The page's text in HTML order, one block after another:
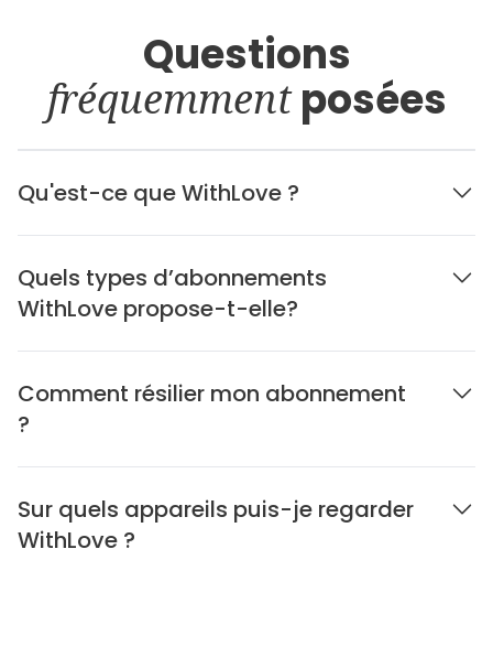
Questions
fréquemmentposées
Qu'est-ce que WithLove ?
Quels types d’abonnements
WithLove propose-t-elle?
Comment résilier mon abonnement
?
Sur quels appareils puis-je regarder
WithLove ?